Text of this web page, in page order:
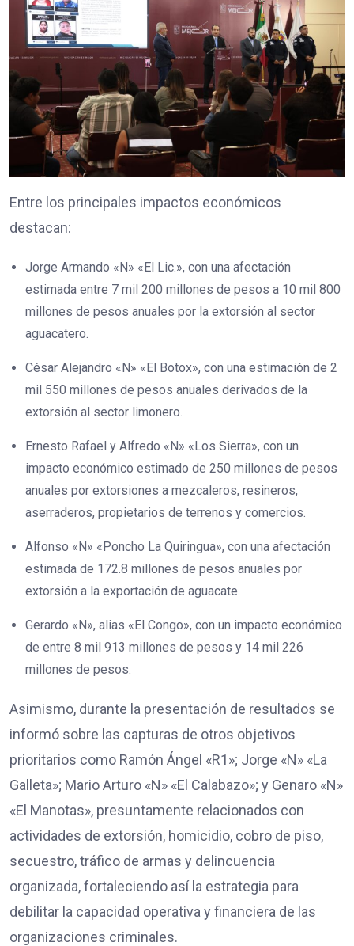
Entre los principales impactos económicos
destacan:
Jorge Armando «N» «El Lic.», con una afectación
estimada entre 7 mil 200 millones de pesos a 10 mil 800
millones de pesos anuales por la extorsión al sector
aguacatero.
César Alejandro «N» «El Botox», con una estimación de 2
mil 550 millones de pesos anuales derivados de la
extorsión al sector limonero.
Ernesto Rafael y Alfredo «N» «Los Sierra», con un
impacto económico estimado de 250 millones de pesos
anuales por extorsiones a mezcaleros, resineros,
aserraderos, propietarios de terrenos y comercios.
Alfonso «N» «Poncho La Quiringua», con una afectación
estimada de 172.8 millones de pesos anuales por
extorsión a la exportación de aguacate.
Gerardo «N», alias «El Congo», con un impacto económico
de entre 8 mil 913 millones de pesos y 14 mil 226
millones de pesos.
Asimismo, durante la presentación de resultados se
informó sobre las capturas de otros objetivos
prioritarios como Ramón Ángel «R1»; Jorge «N» «La
Galleta»; Mario Arturo «N» «El Calabazo»; y Genaro «N»
«El Manotas», presuntamente relacionados con
actividades de extorsión, homicidio, cobro de piso,
secuestro, tráfico de armas y delincuencia
organizada, fortaleciendo así la estrategia para
debilitar la capacidad operativa y financiera de las
organizaciones criminales.